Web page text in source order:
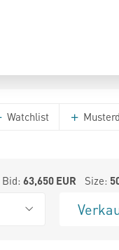
Watchlist
Bid: 63,650EUR Size: